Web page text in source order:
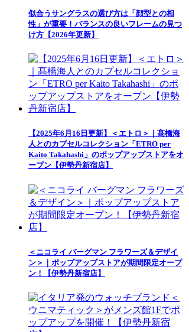
似合うサングラスの選び方は「顔型との相
性」が重要！バランスの良いフレームの見つ
け方【2026年更新】
【2025年6月16日更新】＜エトロ＞｜髙橋海
人とのカプセルコレクション「ETRO per
Kaito Takahashi」のポップアップストアをオ
ープン【伊勢丹新宿店】
＜ニコライ バーグマン フラワーズ＆デザイ
ン＞｜ポップアップストアが期間限定オープ
ン！【伊勢丹新宿店】